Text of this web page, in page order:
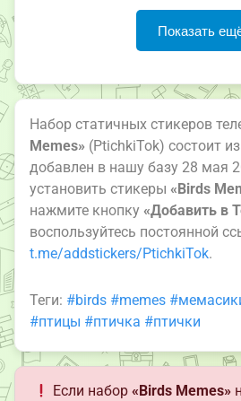
Показать
Набор статичных стикеров
Memes» (PtichkiTok) состоит
добавлен в нашу базу 28 мая
установить стикеры «Birds
нажмите кнопку «Добавить в
воспользуйтесь постоянной
t.me/addstickers/PtichkiTok.
Теги: #birds #memes
#птицы #птичка #птички
Если набор«Birds Memes»